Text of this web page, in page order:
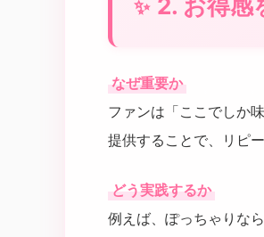
2. お得感
なぜ重要か
ファンは「ここでしか
提供することで、リピ
どう実践するか
例えば、ぽっちゃりな